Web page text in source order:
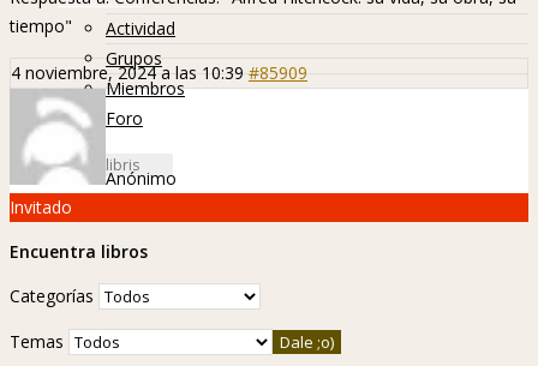
Actividad
Grupos
Miembros
Foro
tiempo"
4 noviembre, 2024 a las 10:39 #85909
Anónimo
Invitado
Encuentra libros
Categorías
Temas